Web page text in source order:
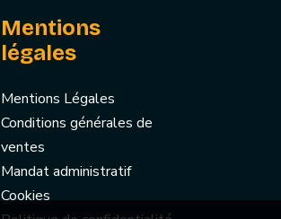
Mentions
légales
Mentions Légales
Conditions générales de
ventes
Mandat administratif
Cookies